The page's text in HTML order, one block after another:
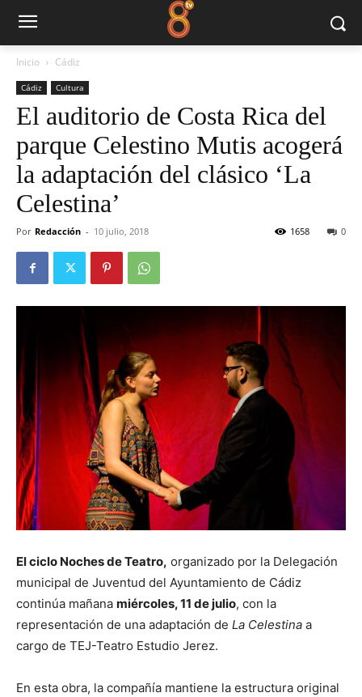
Inicio Cádiz
Cádiz Cultura
El auditorio de Costa Rica del
parque Celestino Mutis acogerá
la adaptación del clásico ‘La
Celestina’
Por Redacción - 10 julio, 2018 0
1658
El ciclo Noches de Teatro, organizado por la Delegación
municipal de Juventud del Ayuntamiento de Cádiz
continúa mañana miércoles, 11 de julio, con la
representación de una adaptación de La Celestina a
cargo de TEJ-Teatro Estudio Jerez.
En esta obra, la compañía mantiene la estructura original